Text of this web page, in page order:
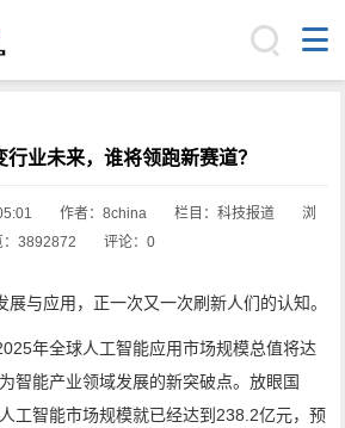
行业未来，谁将领跑新赛道？
作者：8china 栏目： 科技报道
浏
：3892872
评论：0
与应用，正一次又一次刷新人们的认知。
年全球人工智能应用市场规模总值将达
智能产业领域发展的新突破点。放眼国
工智能市场规模就已经达到238.2亿元，预